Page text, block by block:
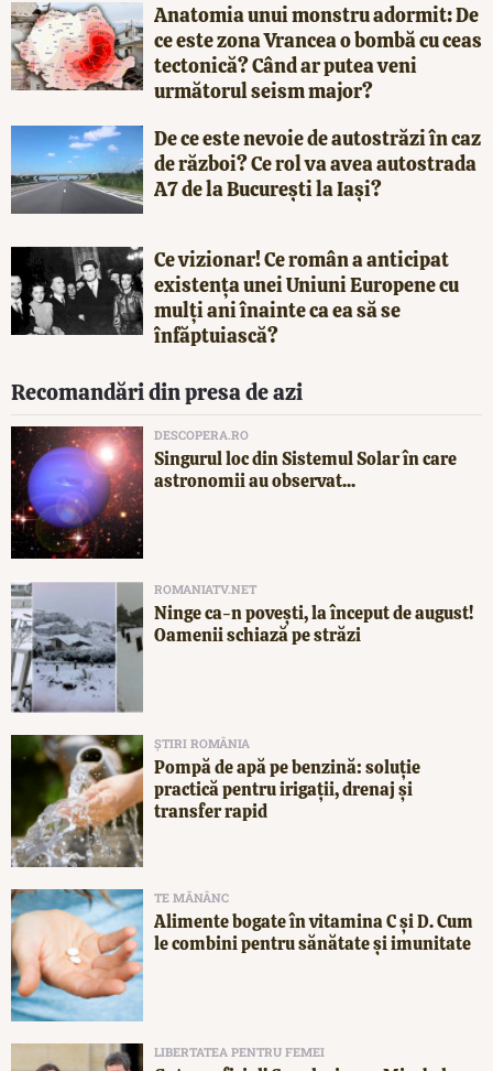
Anatomia unui monstru adormit: De
ce este zona Vrancea o bombă cu ceas
tectonică? Când ar putea veni
următorul seism major?
De ce este nevoie de autostrăzi în caz
de război? Ce rol va avea autostrada
A7 de la București la Iași?
Ce vizionar! Ce român a anticipat
existența unei Uniuni Europene cu
mulți ani înainte ca ea să se
înfăptuiască?
Recomandări din presa de azi
DESCOPERA.RO
Singurul loc din Sistemul Solar în care
astronomii au observat...
ROMANIATV.NET
Ninge ca-n povești, la început de august!
Oamenii schiază pe străzi
ȘTIRI ROMÂNIA
Pompă de apă pe benzină: soluție
practică pentru irigații, drenaj și
transfer rapid
TE MĂNÂNC
Alimente bogate în vitamina C și D. Cum
le combini pentru sănătate și imunitate
LIBERTATEA PENTRU FEMEI